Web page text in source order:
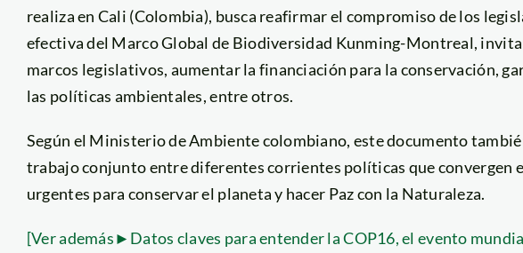
realiza en Cali (Colombia), busca reafirmar el compromiso de los
efectiva del Marco Global de Biodiversidad Kunming-Montreal,
marcos legislativos, aumentar la financiación para la conservación,
las políticas ambientales, entre otros.
Según el Ministerio de Ambiente colombiano, este documento
trabajo conjunto entre diferentes corrientes políticas que convergen
urgentes para conservar el planeta y hacer Paz con la Naturaleza.
[Ver además►Datos claves para entender la COP16, el evento